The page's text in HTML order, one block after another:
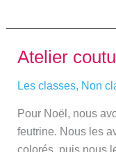
Atelier
Les classes, Non
Pour Noël, nous
feutrine. Nous les
colorés, puis nous
Atelier
chez
les
TPS-
PS